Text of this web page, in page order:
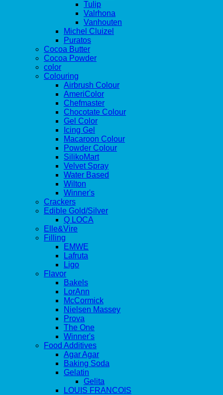
Tulip
Valrhona
Vanhouten
Michel Cluizel
Puratos
Cocoa Butter
Cocoa Powder
color
Colouring
Airbrush Colour
AmeriColor
Chefmaster
Chocotate Colour
Gel Color
Icing Gel
Macaroon Colour
Powder Colour
SilikoMart
Velvet Spray
Water Based
Wilton
Winner's
Crackers
Edible Gold/Silver
Q LOCA
Elle&Vire
Filling
EMWE
Lafruta
Ligo
Flavor
Bakels
LorAnn
McCormick
Nielsen Massey
Prova
The One
Winner's
Food Additives
Agar Agar
Baking Soda
Gelatin
Gelita
LOUIS FRANCOIS